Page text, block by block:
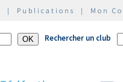
| Publications | Mon
Rechercher un club